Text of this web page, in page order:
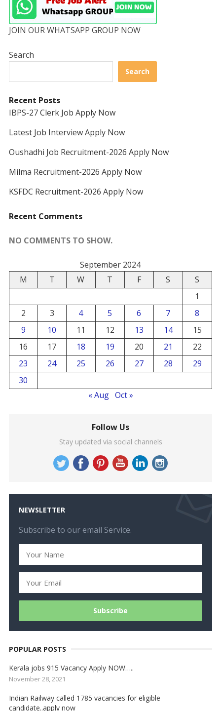
JOIN OUR WHATSAPP GROUP NOW
Search
Search
Recent Posts
IBPS-27 Clerk Job Apply Now
Latest Job Interview Apply Now
Oushadhi Job Recruitment-2026 Apply Now
Milma Recruitment-2026 Apply Now
KSFDC Recruitment-2026 Apply Now
Recent Comments
NO COMMENTS TO SHOW.
September 2024
M
T W T F S
S
1
2
3 4 5 6 7
8
9
10 11 12 13 14
15
16
17 18 19 20 21
22
23
24 25 26 27 28
29
30
« Aug Oct »
Follow Us
Stay updated via social channels
NEWSLETTER
Subscribe to our email Service.
POPULAR POSTS
Kerala jobs 915 Vacancy Apply NOW…..
November 28, 2021
Indian Railway called 1785 vacancies for eligible
candidate..apply now